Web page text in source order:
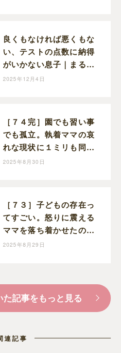
良くもなければ悪くもな
い、テストの点数に納得
がいかない息子｜まるの
育児絵日記
2025年12月4日
［７４完］園でも習い事
でも孤立。執着ママの哀
れな現状に１ミリも同情
できない。執着ママにロ
2025年8月30日
［７３］子どもの存在っ
てすごい。怒りに震える
ママを落ち着かせたのは
幼い娘。執着ママにロッ
2025年8月29日
た記事をもっと見る
連記事